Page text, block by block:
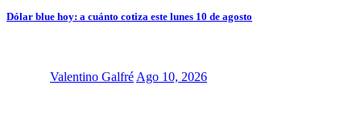
Dólar blue hoy: a cuánto cotiza este lunes 10 de agosto
Valentino Galfré Ago 10, 2026